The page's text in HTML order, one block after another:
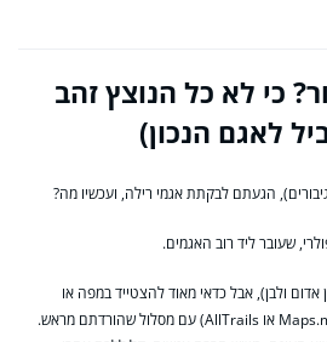
כי לא כל הנוצץ זהב
לאגם הנכון)
הגעתם לבקתת אגמי רילה, ועכשיו מה?
שעובר ליד רוב האגמים.
אדום ולבן), אבל כדאי מאוד להצטייד במפה או